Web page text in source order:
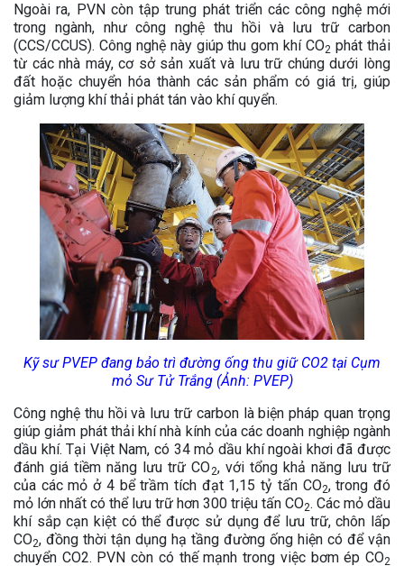
Ngoài ra, PVN còn tập trung phát triển các công nghệ mới
trong ngành, như công nghệ thu hồi và lưu trữ carbon
(CCS/CCUS). Công nghệ này giúp thu gom khí CO2 phát thải
từ các nhà máy, cơ sở sản xuất và lưu trữ chúng dưới lòng
đất hoặc chuyển hóa thành các sản phẩm có giá trị, giúp
giảm lượng khí thải phát tán vào khí quyển.
Kỹ sư PVEP đang bảo trì đường ống thu giữ CO2 tại Cụm
mỏ Sư Tử Trắng (Ảnh: PVEP)
Công nghệ thu hồi và lưu trữ carbon là biện pháp quan trọng
giúp giảm phát thải khí nhà kính của các doanh nghiệp ngành
dầu khí. Tại Việt Nam, có 34 mỏ dầu khí ngoài khơi đã được
đánh giá tiềm năng lưu trữ CO2, với tổng khả năng lưu trữ
của các mỏ ở 4 bể trầm tích đạt 1,15 tỷ tấn CO2, trong đó
mỏ lớn nhất có thể lưu trữ hơn 300 triệu tấn CO2. Các mỏ dầu
khí sắp cạn kiệt có thể được sử dụng để lưu trữ, chôn lấp
CO2, đồng thời tận dụng hạ tầng đường ống hiện có để vận
chuyển CO2. PVN còn có thế mạnh trong việc bơm ép CO2